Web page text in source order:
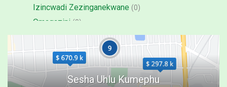
Izincwadi Zezinganekwane (0)
Omagazini (0)